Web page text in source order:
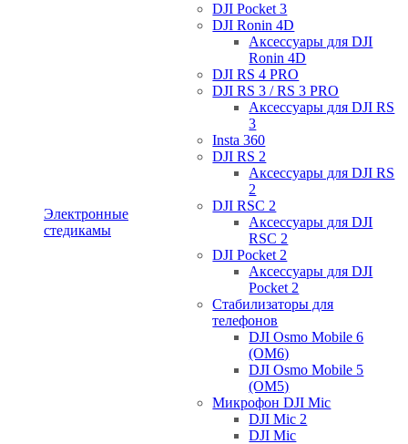
Электронные
стедикамы
DJI Pocket 3
DJI Ronin 4D
Аксессуары для DJI
Ronin 4D
DJI RS 4 PRO
DJI RS 3 / RS 3 PRO
Аксессуары для DJI RS
3
Insta 360
DJI RS 2
Аксессуары для DJI RS
2
DJI RSC 2
Аксессуары для DJI
RSC 2
DJI Pocket 2
Аксессуары для DJI
Pocket 2
Стабилизаторы для
телефонов
DJI Osmo Mobile 6
(OM6)
DJI Osmo Mobile 5
(OM5)
Микрофон DJI Mic
DJI Mic 2
DJI Mic